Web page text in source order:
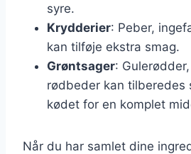
syre.
Krydderier: Peber,
kan tilføje ekstra smag.
Grøntsager:
rødbeder kan tilberedes
kødet for en komplet
Når du har samlet dine